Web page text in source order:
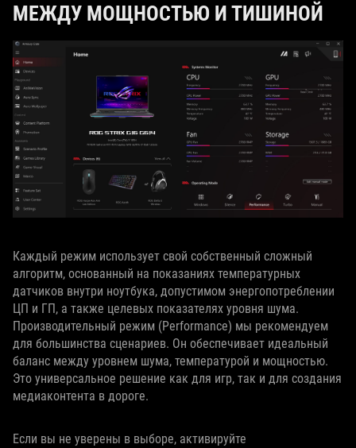
МЕЖДУ МОЩНОСТЬЮ И ТИШИНОЙ
Каждый режим использует свой собственный сложный
алгоритм, основанный на показаниях температурных
датчиков внутри ноутбука, допустимом энергопотреблении
ЦП и ГП, а также целевых показателях уровня шума.
Производительный режим (Performance) мы рекомендуем
для большинства сценариев. Он обеспечивает идеальный
баланс между уровнем шума, температурой и мощностью.
Это универсальное решение как для игр, так и для создания
медиаконтента в дороге.
Если вы не уверены в выборе, активируйте